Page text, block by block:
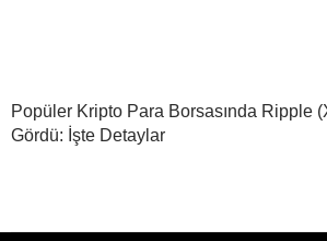
Popüler Kripto Para Borsasında Ripple
Gördü: İşte Detaylar